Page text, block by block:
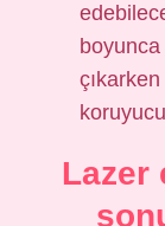
Lazer